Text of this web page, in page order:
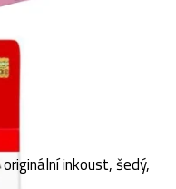
inkoust, šedý,